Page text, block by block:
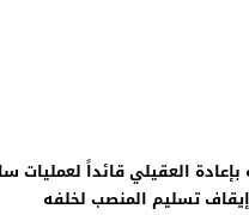
العقيلي قائداً لعمليات
تسليم المنصب لخلفه